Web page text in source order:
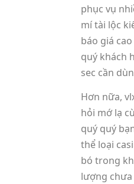
phục vụ
mí tài lộc
báo giá
quý khách
sec cần
Hơn nữa,
hỏi mớ lạ
quý quý
thể loại
bó trong
lượng